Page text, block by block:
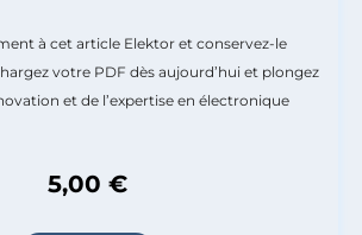
à cet article Elektor et conservez-le
votre PDF dès aujourd’hui et plongez
et de l’expertise en électronique
5,00 €